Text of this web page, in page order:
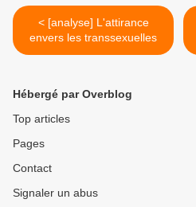
< [analyse] L'attirance
envers les transsexuelles
Hébergé par Overblog
Top articles
Pages
Contact
Signaler un abus